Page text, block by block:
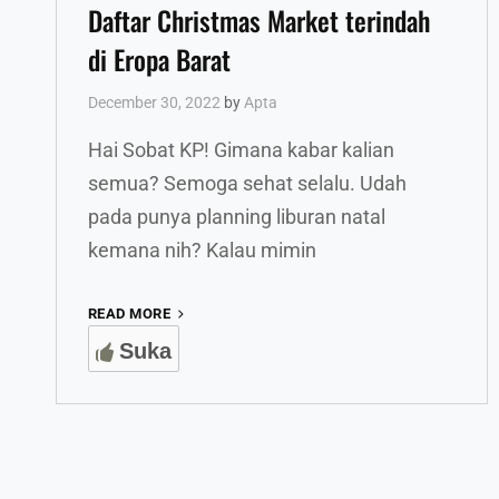
Daftar Christmas Market terindah
di Eropa Barat
December 30, 2022 by Apta
Hai Sobat KP! Gimana kabar kalian
semua? Semoga sehat selalu. Udah
pada punya planning liburan natal
kemana nih? Kalau mimin
READ MORE
DI
Suka